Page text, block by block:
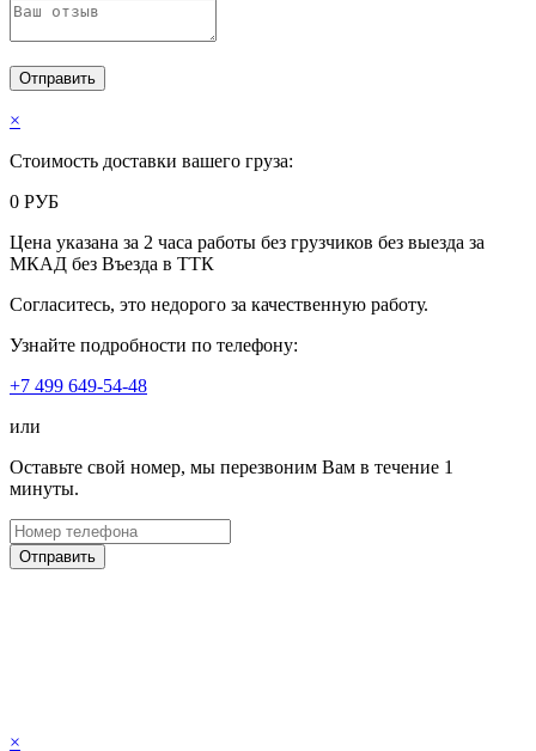
Отправить
×
Стоимость доставки вашего груза:
0 РУБ
Цена указана за 2 часа работы без грузчиков без выезда за
МКАД без Въезда в ТТК
Согласитесь, это недорого за качественную работу.
Узнайте подробности по телефону:
+7 499 649-54-48
или
Оставьте свой номер, мы перезвоним Вам в течение 1
минуты.
Отправить
×